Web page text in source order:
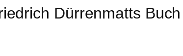
Dürrenmatts Buch